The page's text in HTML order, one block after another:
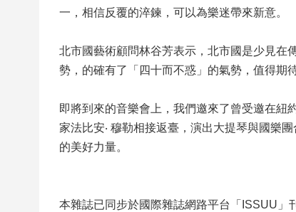
一，相信反覆的淬鍊，可以為樂迷帶來新意。
北市國藝術顧問林谷芳表示，北市國是少見在
勢，的確有了「四十而不惑」的氣勢，值得期
即將到來的音樂會上，我們邀來了曾受邀在紐
家法比安‧ 穆勒相接返臺，演出大提琴與國樂
的美好力量。
本雜誌已同步於國際雜誌網路平台「ISSUU」